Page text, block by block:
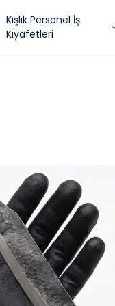
Kışlık Personel İş
Kıyafetleri